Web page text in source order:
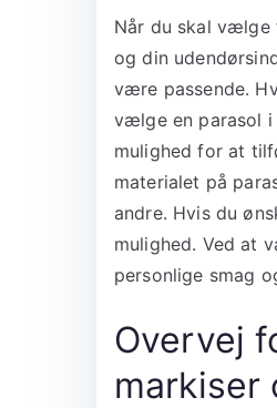
Når du skal vælge
og din
være passende.
vælge en parasol i
mulighed for at
materialet på
andre. Hvis du
mulighed. Ved at
personlige smag
Overvej
markiser